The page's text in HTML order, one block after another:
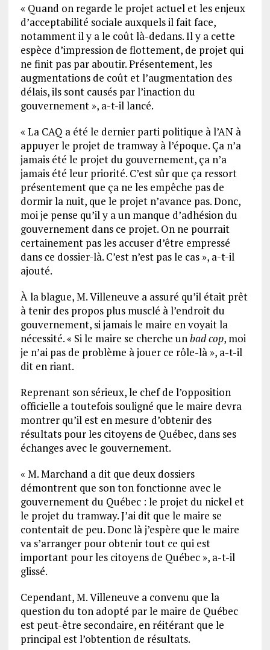
« Quand on regarde le projet actuel et les enjeux
d’acceptabilité sociale auxquels il fait face,
notamment il y a le coût là-dedans. Il y a cette
espèce d’impression de flottement, de projet qui
ne finit pas par aboutir. Présentement, les
augmentations de coût et l’augmentation des
délais, ils sont causés par l’inaction du
gouvernement », a-t-il lancé.
« La CAQ a été le dernier parti politique à l’AN à
appuyer le projet de tramway à l’époque. Ça n’a
jamais été le projet du gouvernement, ça n’a
jamais été leur priorité. C’est sûr que ça ressort
présentement que ça ne les empêche pas de
dormir la nuit, que le projet n’avance pas. Donc,
moi je pense qu’il y a un manque d’adhésion du
gouvernement dans ce projet. On ne pourrait
certainement pas les accuser d’être empressé
dans ce dossier-là. C’est n’est pas le cas », a-t-il
ajouté.
À la blague, M. Villeneuve a assuré qu’il était prêt
à tenir des propos plus musclé à l’endroit du
gouvernement, si jamais le maire en voyait la
nécessité. « Si le maire se cherche unbad cop, moi
je n’ai pas de problème à jouer ce rôle-là », a-t-il
dit en riant.
Reprenant son sérieux, le chef de l’opposition
officielle a toutefois souligné que le maire devra
montrer qu’il est en mesure d’obtenir des
résultats pour les citoyens de Québec, dans ses
échanges avec le gouvernement.
« M. Marchand a dit que deux dossiers
démontrent que son ton fonctionne avec le
gouvernement du Québec : le projet du nickel et
le projet du tramway. J’ai dit que le maire se
contentait de peu. Donc là j’espère que le maire
va s’arranger pour obtenir tout ce qui est
important pour les citoyens de Québec », a-t-il
glissé.
Cependant, M. Villeneuve a convenu que la
question du ton adopté par le maire de Québec
est peut-être secondaire, en réitérant que le
principal est l’obtention de résultats.